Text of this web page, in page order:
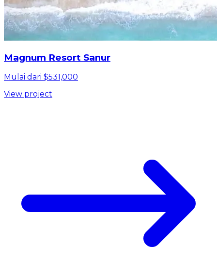
Magnum Resort Sanur
Mulai dari $531,000
View project